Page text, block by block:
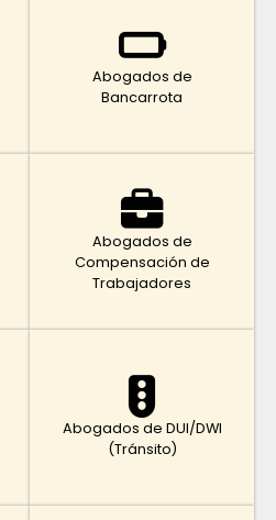
Abogados de
Bancarrota
Abogados de
Compensación de
Trabajadores
Abogados de DUI/DWI
(Tránsito)